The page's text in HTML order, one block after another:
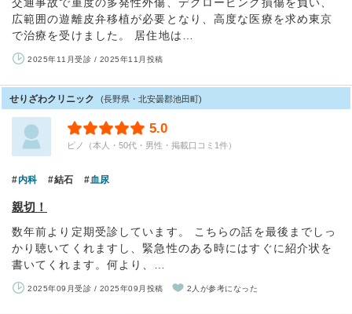
広範囲の遊離皮弁移植が必要となり、高度な医療を求め東京
で治療を受けました。 居住地は…
2025年11月受診 / 2025年11月投稿
せりざわクリニック (長野県・北安曇郡池田町)
5.0
ピノ（本人・50代・男性・掲載口コミ1件）
内科 結石 血尿
親切！
数年前より定期受診しています。 こちらの話を最後までしっ
かり聴いてくれますし、緊急性のある時にはすぐに紹介状を
書いてくれます。何より、…
2025年09月受診 / 2025年09月投稿 2人が参考になった